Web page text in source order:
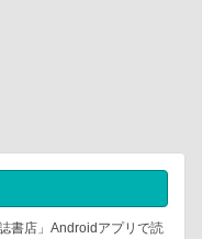
書店」Androidアプリで読